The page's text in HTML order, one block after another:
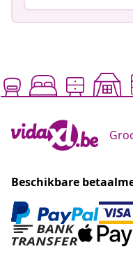
Beschikbare